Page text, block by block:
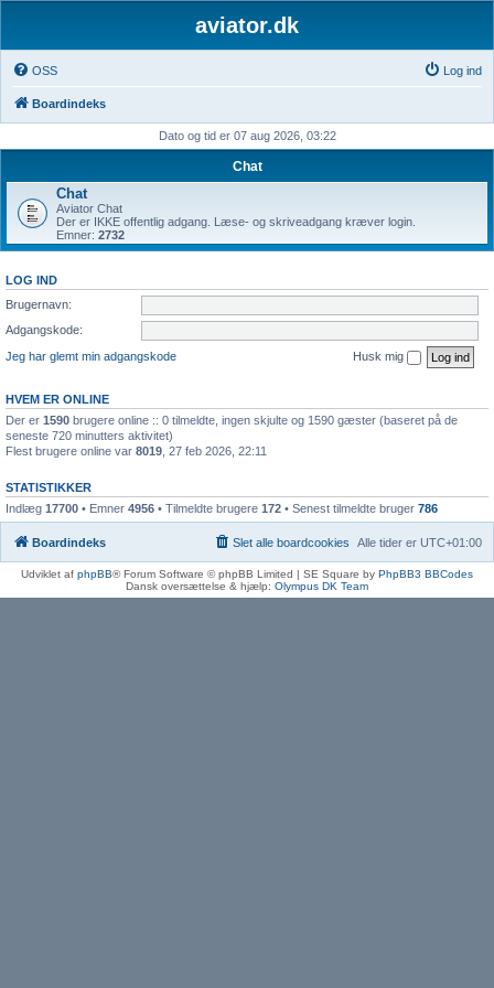
aviator.dk
OSS Log ind
Boardindeks
Dato og tid er 07 aug 2026, 03:22
Chat
Chat
Aviator Chat
Der er IKKE offentlig adgang. Læse- og skriveadgang kræver login.
Emner: 2732
LOG IND
Brugernavn:
Adgangskode:
Jeg har glemt min adgangskode
Husk mig
HVEM ER ONLINE
Der er 1590 brugere online :: 0 tilmeldte, ingen skjulte og 1590 gæster (baseret på de
seneste 720 minutters aktivitet)
Flest brugere online var 8019 , 27 feb 2026, 22:11
STATISTIKKER
Indlæg 17700 • Emner 4956 • Tilmeldte brugere 172 • Senest tilmeldte bruger 786
Boardindeks Alle tider er UTC+01:00
Slet alle boardcookies
Udviklet af phpBB® Forum Software © phpBB Limited | SE Square by PhpBB3 BBCodes
Dansk oversættelse & hjælp: Olympus DK Team